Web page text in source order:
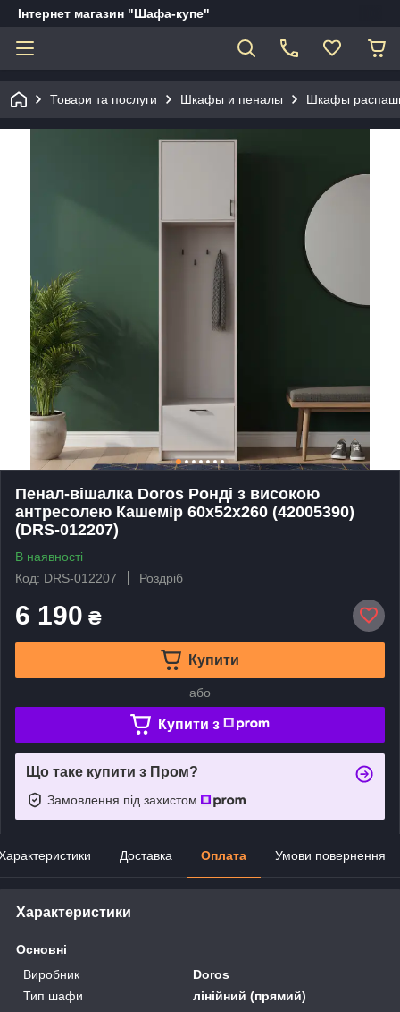
Інтернет магазин "Шафа-купе"
Товари та послуги Шкафы и пеналы Шкафы
Пенал-вішалка Doros Ронді з високою
антресолею Кашемір 60х52х260 (42005390)
(DRS-012207)
В наявності
Код: DRS-012207
Роздріб
6 190 ₴
Купити
або
Купити з
Що таке купити з Пром?
Замовлення під захистом
Доставка Оплата Умови повернення
Характеристики
Основні
Виробник
Doros
Тип шафи
лінійний (прямий)